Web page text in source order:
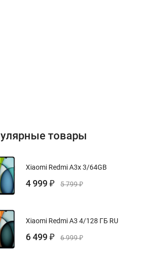
товары
Xiaomi Redmi A3x 3/64GB
4 999 ₽ 5 799₽
Xiaomi Redmi A3 4/128 ГБ RU
6 499 ₽ 6 999₽